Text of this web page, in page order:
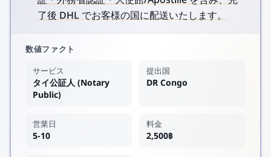
了後 DHL でお客様の国に配送いたします。
数値ファクト
サービス
タイ公証人 (Notary
Public)
提出国
DR Congo
営業日
5-10
料金
2,500฿